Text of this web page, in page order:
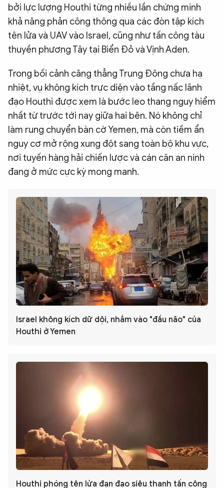
bởi lực lượng Houthi từng nhiều lần chứng minh
khả năng phản công thông qua các đòn tập kích
tên lửa và UAV vào Israel, cũng như tấn công tàu
thuyền phương Tây tại Biển Đỏ và Vịnh Aden.
Trong bối cảnh căng thẳng Trung Đông chưa hạ
nhiệt, vụ không kích trực diện vào tầng nấc lãnh
đạo Houthi được xem là bước leo thang nguy hiểm
nhất từ trước tới nay giữa hai bên. Nó không chỉ
làm rung chuyển bàn cờ Yemen, mà còn tiềm ẩn
nguy cơ mở rộng xung đột sang toàn bộ khu vực,
nơi tuyến hàng hải chiến lược và cán cân an ninh
đang ở mức cực kỳ mong manh.
Israel không kích dữ dội, nhắm vào "đầu não" của
Houthi ở Yemen
Houthi phóng tên lửa đạn đạo siêu thanh tấn công